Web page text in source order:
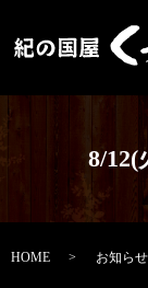
8/12(
HOME お知らせ